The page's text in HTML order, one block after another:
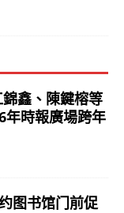
鑫、陳鍵榕等
年時報廣場跨年
图书馆门前促